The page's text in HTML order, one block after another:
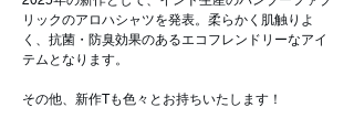
リックのアロハシャツを発表。柔らかく肌触りよ
く、抗菌・防臭効果のあるエコフレンドリーなアイ
テムとなります。
その他、新作Tも色々とお持ちいたします！